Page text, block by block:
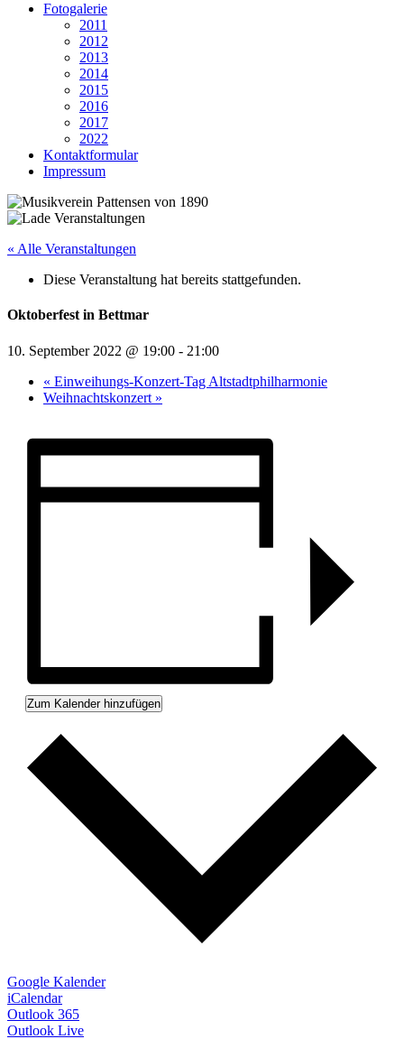
Fotogalerie
2011
2012
2013
2014
2015
2016
2017
2022
Kontaktformular
Impressum
« Alle Veranstaltungen
Diese Veranstaltung hat bereits stattgefunden.
Oktoberfest in Bettmar
10. September 2022 @ 19:00 - 21:00
« Einweihungs-Konzert-Tag Altstadtphilharmonie
Weihnachtskonzert »
Zum Kalender hinzufügen
Google Kalender
iCalendar
Outlook 365
Outlook Live